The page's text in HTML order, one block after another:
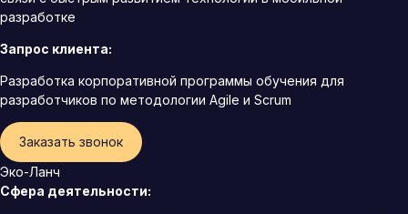
разработке
Запрос клиента:
Разработка корпоративной программы обучения для
разработчиков по методологии Agile и Scrum
Заказать звонок
Эко-Ланч
Сфера деятельности: